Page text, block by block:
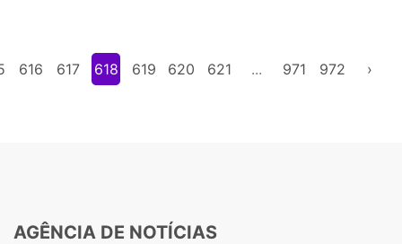
616 617 618 619 620 621 ... 971 972 ›
AGÊNCIA DE NOTÍCIAS